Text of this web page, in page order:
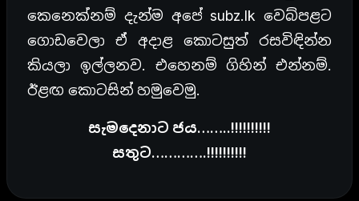
කෙනෙක්නම් දැන්ම අපේ subz.lk වෙබ්පළට
ගොඩවෙලා ඒ අදාළ කොටසුත් රසවිඳින්න
කියලා ඉල්ලනව. එහෙනම් ගිහින් එන්නම්.
ඊළඟ කොටසින් හමුවෙමු.
සැමදෙනාට ජය……..!!!!!!!!!!
සතුට………….!!!!!!!!!!